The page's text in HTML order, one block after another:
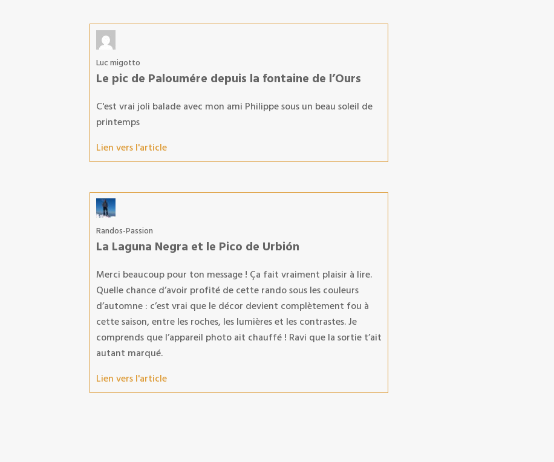
Luc migotto
Le pic de Paloumére depuis la fontaine de l’Ours
C'est vrai joli balade avec mon ami Philippe sous un beau soleil de
printemps
Lien vers l'article
Randos-Passion
La Laguna Negra et le Pico de Urbión
Merci beaucoup pour ton message ! Ça fait vraiment plaisir à lire.
Quelle chance d’avoir profité de cette rando sous les couleurs
d’automne : c’est vrai que le décor devient complètement fou à
cette saison, entre les roches, les lumières et les contrastes. Je
comprends que l’appareil photo ait chauffé ! Ravi que la sortie t’ait
autant marqué.
Lien vers l'article